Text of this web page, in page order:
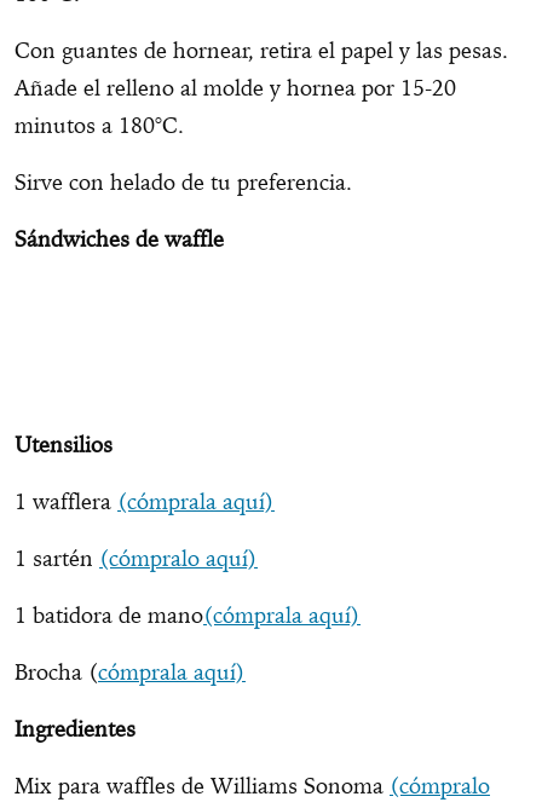
Con guantes de hornear, retira el papel y las pesas.
Añade el relleno al molde y hornea por 15-20
minutos a 180°C.
Sirve con helado de tu preferencia.
Sándwiches de waffle
Utensilios
1 wafflera (cómprala aquí)
1 sartén (cómpralo aquí)
1 batidora de mano(cómprala aquí)
Brocha (cómprala aquí)
Ingredientes
Mix para waffles de Williams Sonoma (cómpralo